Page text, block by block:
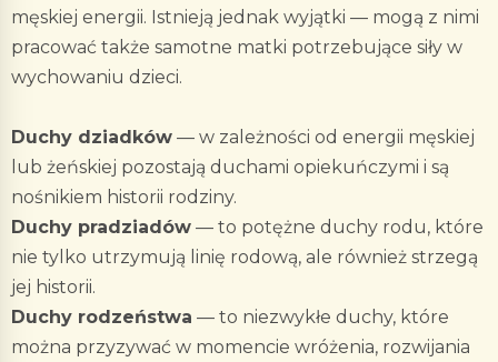
męskiej energii. Istnieją jednak wyjątki — mogą z nimi
pracować także samotne matki potrzebujące siły w
wychowaniu dzieci.
Duchy dziadków — w zależności od energii męskiej
lub żeńskiej pozostają duchami opiekuńczymi i są
nośnikiem historii rodziny.
Duchy pradziadów — to potężne duchy rodu, które
nie tylko utrzymują linię rodową, ale również strzegą
jej historii.
Duchy rodzeństwa — to niezwykłe duchy, które
można przyzywać w momencie wróżenia, rozwijania